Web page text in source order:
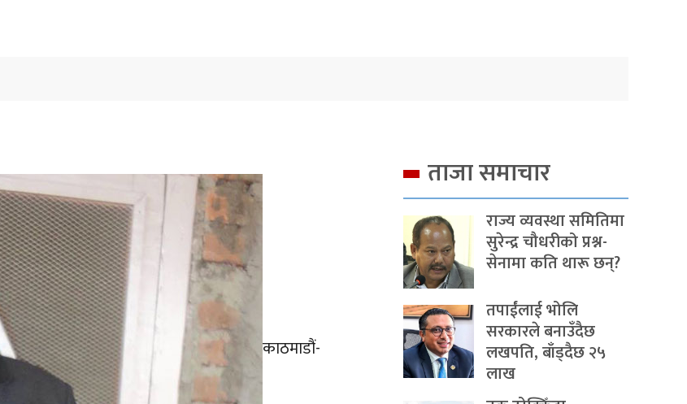
काठमाडौं-
ताजा समाचार
राज्य व्यवस्था समितिमा
सुरेन्द्र चौधरीको प्रश्न-
सेनामा कति थारू छन्?
तपाईंलाई भोलि
सरकारले बनाउँदैछ
लखपति, बाँड्दैछ २५
लाख